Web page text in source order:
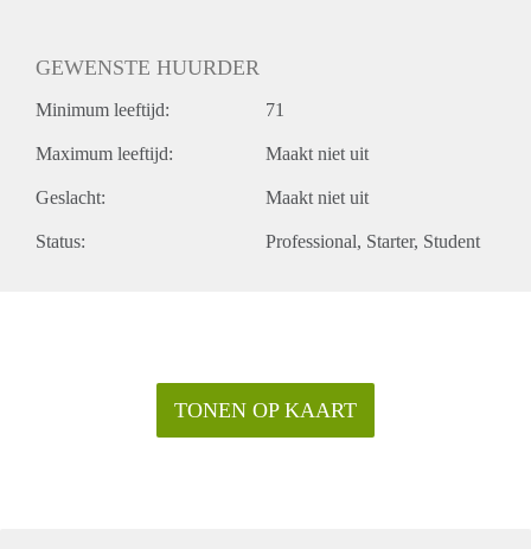
GEWENSTE HUURDER
Minimum leeftijd: 71
Maximum leeftijd: Maakt niet uit
Geslacht: Maakt niet uit
Status: Professional Starter Student
TONEN OP KAART